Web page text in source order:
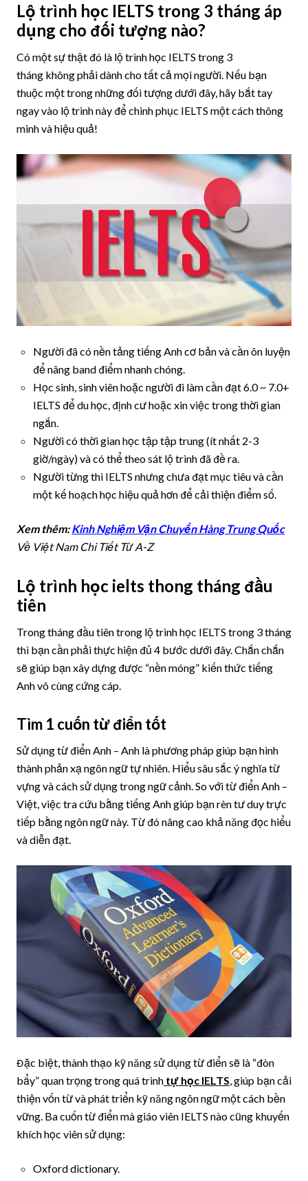
Lộ trình học IELTS trong 3 tháng áp
dụng cho đối tượng nào?
Có một sự thật đó là lộ trình học IELTS trong 3
tháng không phải dành cho tất cả mọi người. Nếu bạn
thuộc một trong những đối tượng dưới đây, hãy bắt tay
ngay vào lộ trình này để chinh phục IELTS một cách thông
minh và hiệu quả!
Người đã có nền tảng tiếng Anh cơ bản và cần ôn luyện
để nâng band điểm nhanh chóng.
Học sinh, sinh viên hoặc người đi làm cần đạt 6.0 ~ 7.0+
IELTS để du học, định cư hoặc xin việc trong thời gian
ngắn.
Người có thời gian học tập tập trung (ít nhất 2-3
giờ/ngày) và có thể theo sát lộ trình đã đề ra.
Người từng thi IELTS nhưng chưa đạt mục tiêu và cần
một kế hoạch học hiệu quả hơn để cải thiện điểm số.
Xem thêm:Kinh Nghiệm Vận Chuyển Hàng Trung Quốc
Về Việt Nam Chi Tiết Từ A-Z
Lộ trình học ielts thong tháng đầu
tiên
Trong tháng đầu tiên trong lộ trình học IELTS trong 3 tháng
thì bạn cần phải thực hiện đủ 4 bước dưới đây. Chắn chắn
sẽ giúp bạn xây dựng được “nền móng” kiến thức tiếng
Anh vô cùng cứng cáp.
Tìm 1 cuốn từ điển tốt
Sử dụng từ điển Anh – Anh là phương pháp giúp bạn hình
thành phản xạ ngôn ngữ tự nhiên. Hiểu sâu sắc ý nghĩa từ
vựng và cách sử dụng trong ngữ cảnh. So với từ điển Anh –
Việt, việc tra cứu bằng tiếng Anh giúp bạn rèn tư duy trực
tiếp bằng ngôn ngữ này. Từ đó nâng cao khả năng đọc hiểu
và diễn đạt.
Đặc biệt, thành thạo kỹ năng sử dụng từ điển sẽ là “đòn
bẩy” quan trọng trong quá trình tự học IELTS, giúp bạn cải
thiện vốn từ và phát triển kỹ năng ngôn ngữ một cách bền
vững. Ba cuốn từ điển mà giáo viên IELTS nào cũng khuyến
khích học viên sử dụng:
Oxford dictionary.